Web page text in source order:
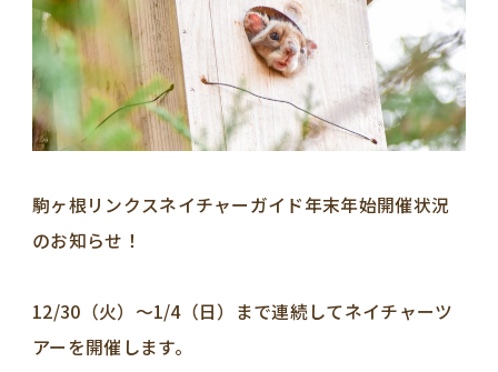
駒ヶ根リンクスネイチャーガイド年末年始開催状況
のお知らせ！
12/30（火）～1/4（日）まで連続してネイチャーツ
アーを開催します。